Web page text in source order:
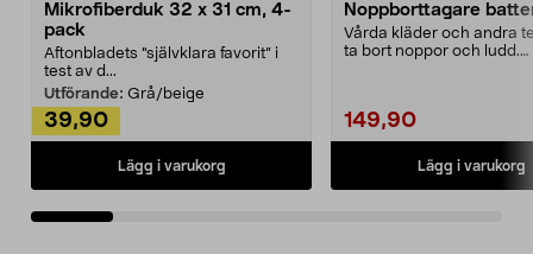
Mikrofiberduk 32 x 31 cm, 4-
pack
Aftonbladets "självklara favorit” i
test av d...
Utförande: Grå/beige
39,90
Lägg i varukorg
Noppborttagare
Vårda kläder och andra
ta bort noppor och ludd.
149,90
Lägg i varukorg